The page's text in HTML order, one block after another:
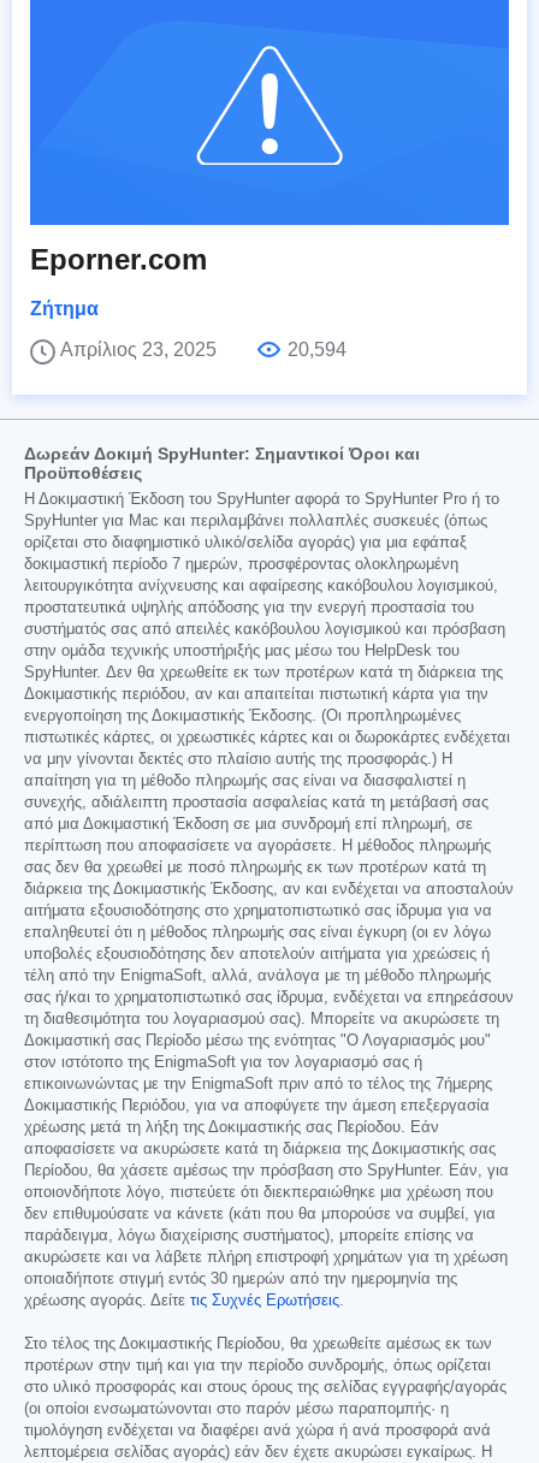
Eporner.com
Ζήτημα
Απρίλιος 23, 2025
20,594
Δωρεάν Δοκιμή SpyHunter: Σημαντικοί Όροι και
Προϋποθέσεις
Η Δοκιμαστική Έκδοση του SpyHunter αφορά το SpyHunter Pro ή το
SpyHunter για Mac και περιλαμβάνει πολλαπλές συσκευές (όπως
ορίζεται στο διαφημιστικό υλικό/σελίδα αγοράς) για μια εφάπαξ
δοκιμαστική περίοδο 7 ημερών, προσφέροντας ολοκληρωμένη
λειτουργικότητα ανίχνευσης και αφαίρεσης κακόβουλου λογισμικού,
προστατευτικά υψηλής απόδοσης για την ενεργή προστασία του
συστήματός σας από απειλές κακόβουλου λογισμικού και πρόσβαση
στην ομάδα τεχνικής υποστήριξής μας μέσω του HelpDesk του
SpyHunter. Δεν θα χρεωθείτε εκ των προτέρων κατά τη διάρκεια της
Δοκιμαστικής περιόδου, αν και απαιτείται πιστωτική κάρτα για την
ενεργοποίηση της Δοκιμαστικής Έκδοσης. (Οι προπληρωμένες
πιστωτικές κάρτες, οι χρεωστικές κάρτες και οι δωροκάρτες ενδέχεται
να μην γίνονται δεκτές στο πλαίσιο αυτής της προσφοράς.) Η
απαίτηση για τη μέθοδο πληρωμής σας είναι να διασφαλιστεί η
συνεχής, αδιάλειπτη προστασία ασφαλείας κατά τη μετάβασή σας
από μια Δοκιμαστική Έκδοση σε μια συνδρομή επί πληρωμή, σε
περίπτωση που αποφασίσετε να αγοράσετε. Η μέθοδος πληρωμής
σας δεν θα χρεωθεί με ποσό πληρωμής εκ των προτέρων κατά τη
διάρκεια της Δοκιμαστικής Έκδοσης, αν και ενδέχεται να αποσταλούν
αιτήματα εξουσιοδότησης στο χρηματοπιστωτικό σας ίδρυμα για να
επαληθευτεί ότι η μέθοδος πληρωμής σας είναι έγκυρη (οι εν λόγω
υποβολές εξουσιοδότησης δεν αποτελούν αιτήματα για χρεώσεις ή
τέλη από την EnigmaSoft, αλλά, ανάλογα με τη μέθοδο πληρωμής
σας ή/και το χρηματοπιστωτικό σας ίδρυμα, ενδέχεται να επηρεάσουν
τη διαθεσιμότητα του λογαριασμού σας). Μπορείτε να ακυρώσετε τη
Δοκιμαστική σας Περίοδο μέσω της ενότητας "Ο Λογαριασμός μου"
στον ιστότοπο της EnigmaSoft για τον λογαριασμό σας ή
επικοινωνώντας με την EnigmaSoft πριν από το τέλος της 7ήμερης
Δοκιμαστικής Περιόδου, για να αποφύγετε την άμεση επεξεργασία
χρέωσης μετά τη λήξη της Δοκιμαστικής σας Περίοδου. Εάν
αποφασίσετε να ακυρώσετε κατά τη διάρκεια της Δοκιμαστικής σας
Περίοδου, θα χάσετε αμέσως την πρόσβαση στο SpyHunter. Εάν, για
οποιονδήποτε λόγο, πιστεύετε ότι διεκπεραιώθηκε μια χρέωση που
δεν επιθυμούσατε να κάνετε (κάτι που θα μπορούσε να συμβεί, για
παράδειγμα, λόγω διαχείρισης συστήματος), μπορείτε επίσης να
ακυρώσετε και να λάβετε πλήρη επιστροφή χρημάτων για τη χρέωση
οποιαδήποτε στιγμή εντός 30 ημερών από την ημερομηνία της
χρέωσης αγοράς. Δείτε τις Συχνές Ερωτήσεις.
Στο τέλος της Δοκιμαστικής Περίοδου, θα χρεωθείτε αμέσως εκ των
προτέρων στην τιμή και για την περίοδο συνδρομής, όπως ορίζεται
στο υλικό προσφοράς και στους όρους της σελίδας εγγραφής/αγοράς
(οι οποίοι ενσωματώνονται στο παρόν μέσω παραπομπής· η
τιμολόγηση ενδέχεται να διαφέρει ανά χώρα ή ανά προσφορά ανά
λεπτομέρεια σελίδας αγοράς) εάν δεν έχετε ακυρώσει εγκαίρως. Η